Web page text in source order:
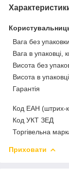
Вага без
Вага в упаковці,
Висота без
Висота в
Гарантія
Код ЕАН (штрих-
Код УКТ ЗЕД
Торгівельна
Приховати